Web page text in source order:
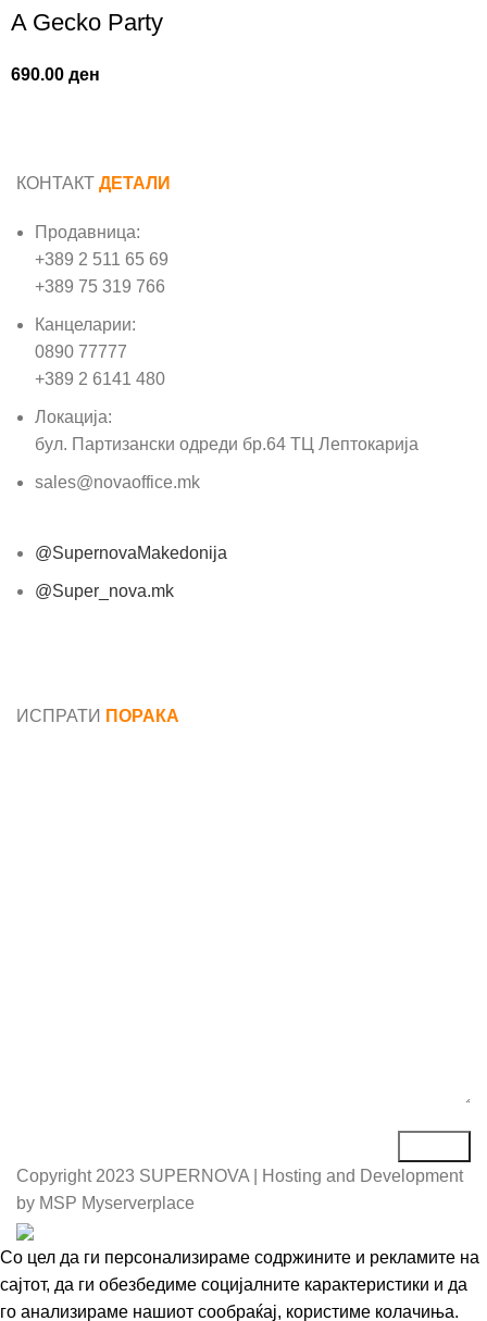
A Gecko Party
690.00ден
КОНТАКТ ДЕТАЛИ
Продавница:
+389 2 511 65 69
+389 75 319 766
Канцеларии:
0890 77777
+389 2 6141 480
Локација:
бул. Партизански одреди бр.64 ТЦ Лептокарија
sales@novaoffice.mk
@SupernovaMakedonija
@Super_nova.mk
ИСПРАТИ ПОРАКА
Copyright 2023 SUPERNOVA | Hosting and Development
by MSP Myserverplace
Со цел да ги персонализираме содржините и рекламите на
сајтот, да ги обезбедиме социјалните карактеристики и да
го анализираме нашиот сообраќај, користиме колачиња.